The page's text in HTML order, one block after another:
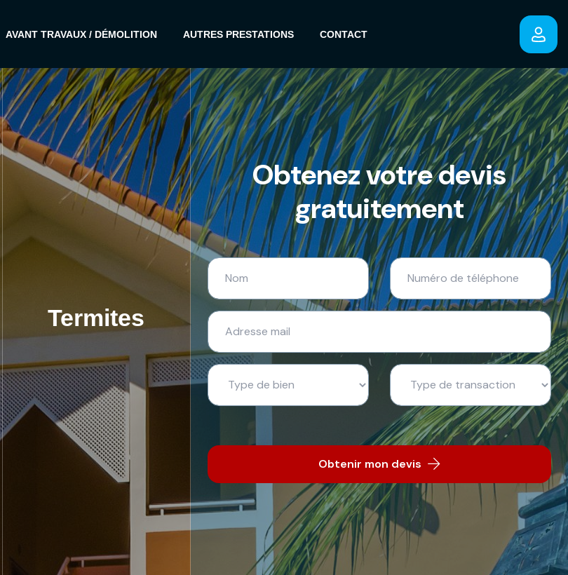
AVANT TRAVAUX / DÉMOLITION AUTRES PRESTATIONS CONTACT
Termites
Obtenez votre devis
gratuitement
Obtenir mon devis